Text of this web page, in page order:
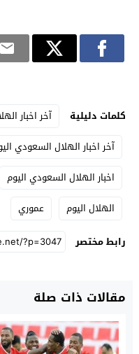
كلمات دليلية
آخر اخبار
آخر اخبار الهلال السعودي
اخبار الهلال السعودي اليوم
الهلال اليوم
عموري
رابط مختصر
مقالات ذات صلة